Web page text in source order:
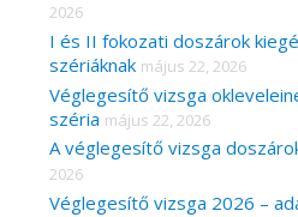
2026
I és II fokozati doszárok
szériáknak május 22, 2026
Véglegesítő vizsga
széria május 22, 2026
A véglegesítő vizsga
2026
Véglegesítő vizsga 2026 –